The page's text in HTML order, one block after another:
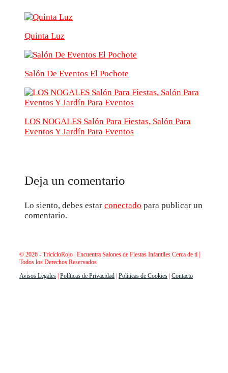
Quinta Luz
Salón De Eventos El Pochote
LOS NOGALES Salón Para Fiestas, Salón Para
Eventos Y Jardín Para Eventos
Deja un comentario
Lo siento, debes estar conectado para publicar un
comentario.
© 2026 - TricicloRojo | Encuentra Salones de Fiestas Infantiles Cerca de ti |
Todos los Derechos Reservados
Avisos Legales Políticas de Privacidad Políticas de Cookies Contacto